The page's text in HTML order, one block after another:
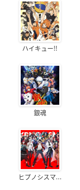
ハイキュー!!
銀魂
ヒプノシスマ...